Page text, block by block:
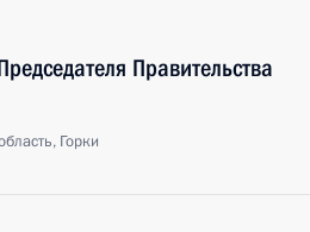
Правительства
Горки